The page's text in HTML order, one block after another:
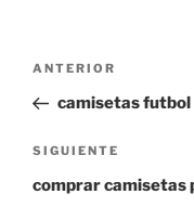
Navegación
entradas
Entrada
anterior:
ANTERIOR
camisetas
Siguiente
entrada
SIGUIENTE
comprar camisetas